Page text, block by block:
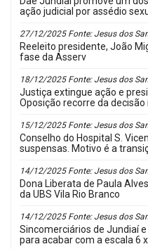
ação judicial por assédio
27/12/2025 Fonte: Jesus dos
Reeleito presidente, João
fase da Asserv
18/12/2025 Fonte: Jesus dos
Justiça extingue ação e
Oposição recorre da
15/12/2025 Fonte: Jesus dos
Conselho do Hospital S.
suspensas. Motivo é a
14/12/2025 Fonte: Jesus dos
Dona Liberata de Paula
da UBS Vila Rio Branco
14/12/2025 Fonte: Jesus dos
Sincomerciários de Jundiaí
para acabar com a escala 6 x